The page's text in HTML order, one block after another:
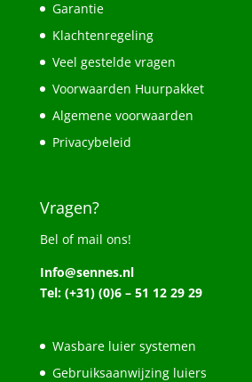
Garantie
Klachtenregeling
Veel gestelde vragen
Voorwaarden Huurpakket
Algemene voorwaarden
Privacybeleid
Vragen?
Bel of mail ons!
Info@sennes.nl
Tel: (+31) (0)6 – 51 12 29 29
Wasbare luier systemen
Gebruiksaanwijzing luiers